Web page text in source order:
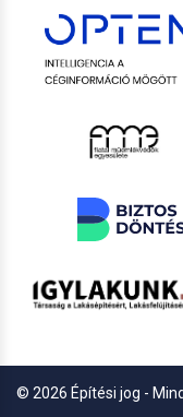
© 2026 Építési jog -